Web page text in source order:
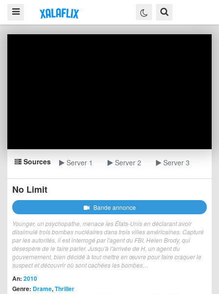
Sources Server 1 Server 2 Server 3
No Limit
Bande annonce
Younger, un psychopathe, menace les États-Unis en déclarant avoir
dissimulé trois bombes nucléaires dans trois villes américaines. Capturé
par les autorités, il est interrogé par l'agent du FBI, Helen Brody, qui
désespère de le faire parler. Jusqu'à l'arrivée de H, un agent du
gouvernement, bien décidé à tout mettre en œuvre pour faire craquer le
suspect et découvrir où sont cachées les bombes…
An: 2010
Genre: Drame,Thriller